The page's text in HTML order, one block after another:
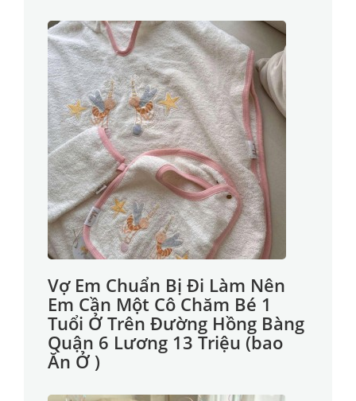
Vợ Em Chuẩn Bị Đi Làm Nên
Em Cần Một Cô Chăm Bé 1
Tuổi Ở Trên Đường Hồng Bàng
Quận 6 Lương 13 Triệu (bao
Ăn Ở )